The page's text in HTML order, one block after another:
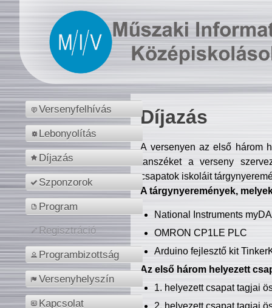
Versenyfelhívás
Lebonyolítás
Díjazás
Szponzorok
Program
Regisztráció
Programbizottság
Versenyhelyszín
Kapcsolat
Díjazás
A versenyen az első három
tanszéket a verseny
csapatok iskoláit
A tárgynyeremények,
National Instruments
OMRON CP1LE PLC
Arduino fejlesztő kit
Az első három helyezett
1. helyezett csapat tagjai
2. helyezett csapat tagjai